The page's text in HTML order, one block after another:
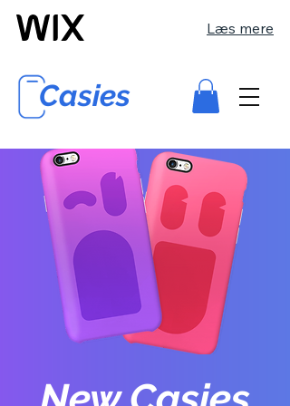
Læs mere